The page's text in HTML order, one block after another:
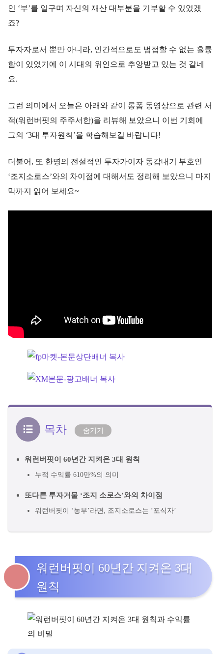
인 ‘부’를 일구며 자신의 재산 대부분을 기부할 수 있었겠
죠?
투자자로서 뿐만 아니라, 인간적으로도 범접할 수 없는 휼륭
함이 있었기에 이 시대의 위인으로 추앙받고 있는 것 같네
요.
그런 의미에서 오늘은 아래와 같이 롱폼 동영상으로 관련 서
적(워런버핏의 주주서한)을 리뷰해 보았으니 이번 기회에
그의 ‘3대 투자원칙’을 학습해보길 바랍니다!
더불어, 또 한명의 전설적인 투자가이자 동갑내기 부호인
‘조지소로스’와의 차이점에 대해서도 정리해 보았으니 마지
막까지 읽어 보세요~
목차 숨기기
워런버핏이 60년간 지켜온 3대 원칙
누적 수익률 610만%의 의미
또다른 투자거물 ‘조지 소로스’와의 차이점
워런버핏이 ‘농부’라면, 조지소로스는 ‘포식자’
워런버핏이 60년간 지켜온 3대
원칙